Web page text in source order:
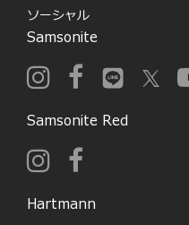
ソーシャル
Samsonite
Samsonite Red
Hartmann